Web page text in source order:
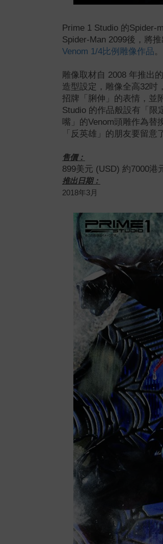
Prime 1 Studio 的Spider-
Spider-Man 2099後，將推
Venom 1/4比例雕像作品。
雕像取材自 2008 年推出
造型設定， 雕像全高32吋
招牌「脷伸」的表情，並
Studio 的作品般設有「限
嘴」的Venom頭雕作為替
「反英雄」的朋友要留意
售價：
899美元 (USD) 約7000港
推出日期：
2018年3月